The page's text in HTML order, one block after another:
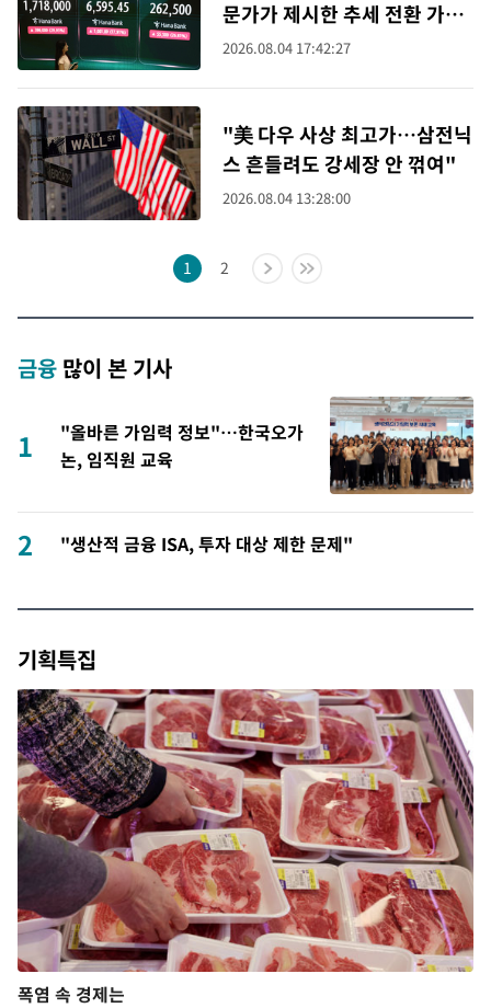
문가가 제시한 추세 전환 가격
대는
2026.08.04 17:42:27
"美 다우 사상 최고가…삼전닉
스 흔들려도 강세장 안 꺾여"
2026.08.04 13:28:00
1 2
금융 많이 본 기사
1
"올바른 가임력 정보"…한국오가
논, 임직원 교육
2 "생산적 금융 ISA, 투자 대상 제한 문제"
기획특집
폭염 속 경제는